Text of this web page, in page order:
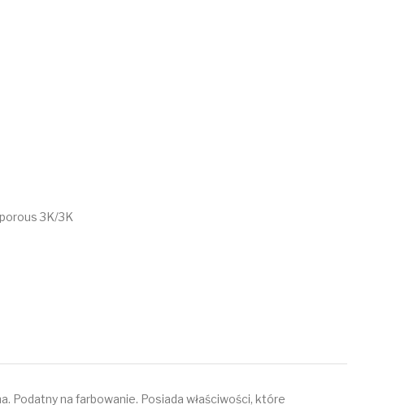
3K/3K
Podatny na farbowanie. Posiada właściwości, które